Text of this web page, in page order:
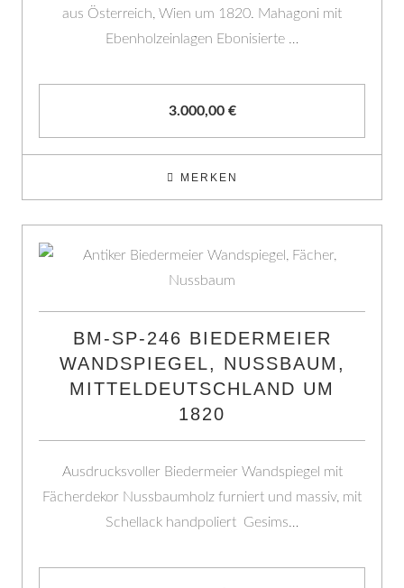
aus Österreich, Wien um 1820. Mahagoni mit
Ebenholzeinlagen Ebonisierte …
3.000,00 €
MERKEN
BM-SP-246 BIEDERMEIER
WANDSPIEGEL, NUSSBAUM,
MITTELDEUTSCHLAND UM
1820
Ausdrucksvoller Biedermeier Wandspiegel mit
Fächerdekor Nussbaumholz furniert und massiv, mit
Schellack handpoliert Gesims…